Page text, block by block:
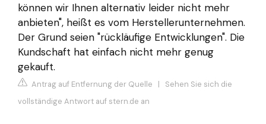
können wir Ihnen alternativ leider nicht mehr
anbieten", heißt es vom Herstellerunternehmen.
Der Grund seien "rückläufige Entwicklungen". Die
Kundschaft hat einfach nicht mehr genug
gekauft.
Antrag auf Entfernung der Quelle | Sehen Sie sich die
vollständige Antwort auf stern.de an